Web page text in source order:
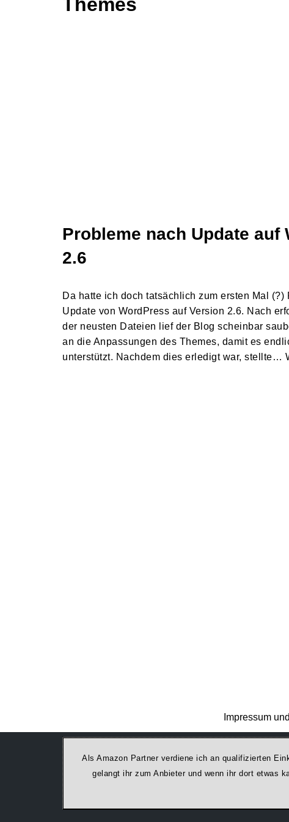
Themes
Probleme nach Update auf
2.6
Da hatte ich doch tatsächlich zum ersten Mal (?)
Update von WordPress auf Version 2.6. Nach
der neusten Dateien lief der Blog scheinbar
an die Anpassungen des Themes, damit es
unterstützt. Nachdem dies erledigt war, stellte…
Impressum
Als Amazon Partner verdiene ich an qualifizierten
ge­lan­gt ihr zum Anbieter und wenn ihr dort etwas